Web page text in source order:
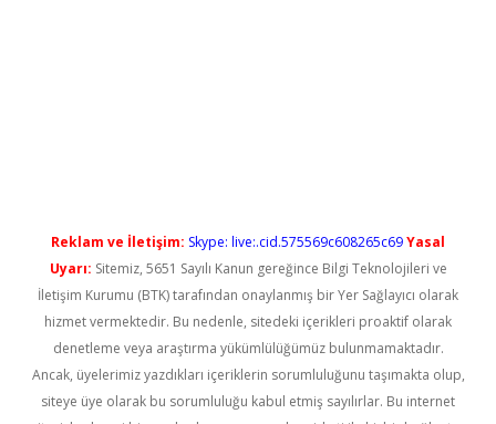
Reklam ve İletişim: Skype: live:.cid.575569c608265c69Yasal
Uyarı: Sitemiz, 5651 Sayılı Kanun gereğince Bilgi Teknolojileri ve
İletişim Kurumu (BTK) tarafından onaylanmış bir Yer Sağlayıcı olarak
hizmet vermektedir. Bu nedenle, sitedeki içerikleri proaktif olarak
denetleme veya araştırma yükümlülüğümüz bulunmamaktadır.
Ancak, üyelerimiz yazdıkları içeriklerin sorumluluğunu taşımakta olup,
siteye üye olarak bu sorumluluğu kabul etmiş sayılırlar. Bu internet